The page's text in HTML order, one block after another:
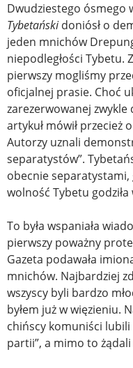
Dwudziestego ósmego
Tybetańskidoniósł o
jeden mnichów
niepodległości Tybetu.
pierwszy mogliśmy
oficjalnej prasie. Choć
zarezerwowanej zwykle
artykuł mówił przecież
Autorzy uznali
separatystów”.
obecnie separatystami,
wolność Tybetu godziła
To była wspaniała
pierwszy poważny
Gazeta podawała
mnichów. Najbardziej
wszyscy byli bardzo
byłem już w więzieniu.
chińscy komuniści lubili
partii”, a mimo to